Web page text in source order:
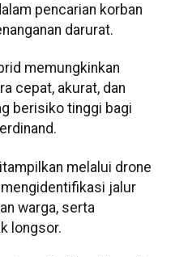
pencarian korban
darurat.
memungkinkan
cepat, akurat, dan
berisiko tinggi bagi
melalui drone
jalur
warga, serta
longsor.